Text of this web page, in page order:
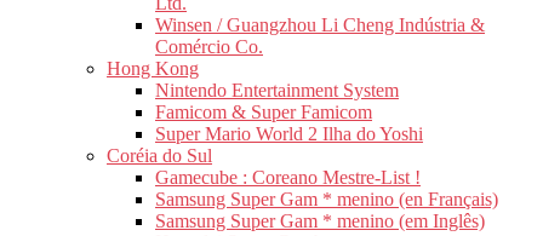
Winsen / Guangzhou Li Cheng Indústria &
Comércio Co.
Hong Kong
Nintendo Entertainment System
Famicom & Super Famicom
Super Mario World 2 Ilha do Yoshi
Coréia do Sul
Gamecube : Coreano Mestre-List !
Samsung Super Gam * menino (en Français)
Samsung Super Gam * menino (em Inglês)